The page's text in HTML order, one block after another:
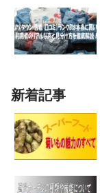
新着記事